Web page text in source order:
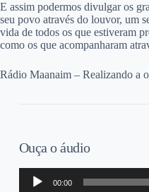
E assim podermos divulgar os
seu povo através do louvor, um
vida de todos os que estiveram
como os que acompanharam
Rádio Maanaim – Realizando a
Ouça o áudio
Tocador
00:00